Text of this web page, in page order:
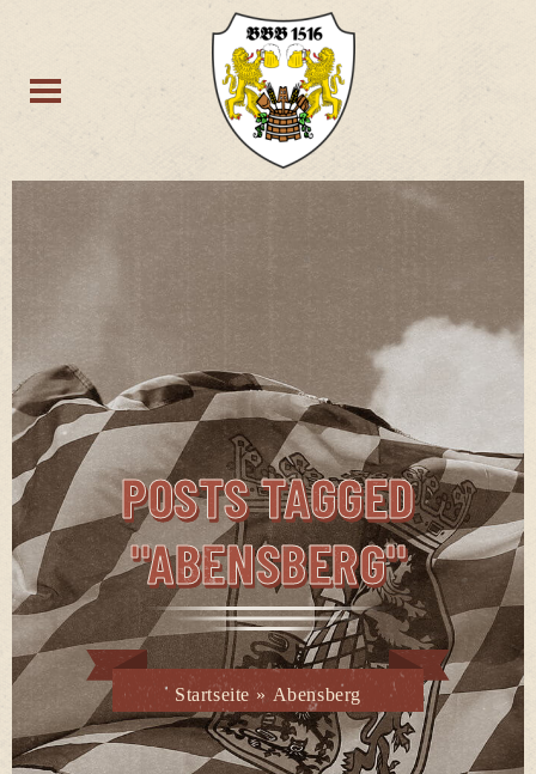
POSTS TAGGED
"ABENSBERG"
Startseite » Abensberg